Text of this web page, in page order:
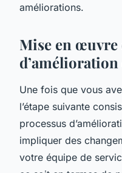
améliorations.
Mise en œuvre
Une fois que vous
l’étape suivante
processus
impliquer des
votre équipe de